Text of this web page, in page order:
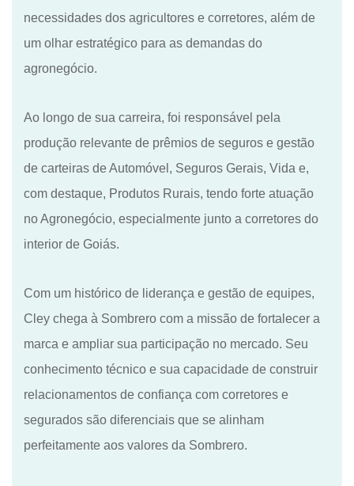
necessidades dos agricultores e corretores, além de
um olhar estratégico para as demandas do
agronegócio.
Ao longo de sua carreira, foi responsável pela
produção relevante de prêmios de seguros e gestão
de carteiras de Automóvel, Seguros Gerais, Vida e,
com destaque, Produtos Rurais, tendo forte atuação
no Agronegócio, especialmente junto a corretores do
interior de Goiás.
Com um histórico de liderança e gestão de equipes,
Cley chega à Sombrero com a missão de fortalecer a
marca e ampliar sua participação no mercado. Seu
conhecimento técnico e sua capacidade de construir
relacionamentos de confiança com corretores e
segurados são diferenciais que se alinham
perfeitamente aos valores da Sombrero.